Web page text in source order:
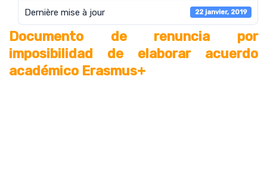
Dernière mise à jour 22 janvier, 2019
Documento de renuncia por
imposibilidad de elaborar acuerdo
académico Erasmus+